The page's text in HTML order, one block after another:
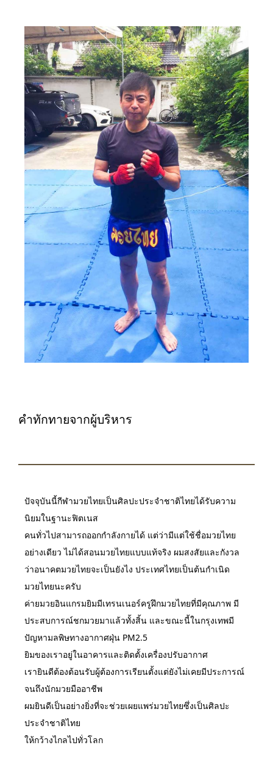
คำทักทายจากผู้บริหาร
ปัจจุบันนี้กีฬามวยไทยเป็นศิลปะประจำชาติไทยได้รับความ
นิยมในฐานะฟิตเนส
คนทั่วไปสามารถออกกำลังกายได้ แต่ว่ามีแต่ใช้ชื่อมวยไทย
อย่างเดียว ไม่ได้สอนมวยไทยแบบแท้จริง ผมสงสัยและกังวล
ว่าอนาคตมวยไทยจะเป็นยังไง ประเทศไทยเป็นต้นกำเนิด
มวยไทยนะครับ
ค่ายมวยอินแกรมยิมมีเทรนเนอร์ครูฝึกมวยไทยที่มีคุณภาพ มี
ประสบการณ์ชกมวยมาแล้วทั้งสิ้น และขณะนี้ในกรุงเทพมี
ปัญหามลพิษทางอากาศฝุ่น PM2.5
ยิมของเราอยู่ในอาคารและติดตั้งเครื่องปรับอากาศ
เรายินดีต้องต้อนรับผู้ต้องการเรียนตั้งแต่ยังไม่เคยมีประการณ์
จนถึงนักมวยมืออาชีพ
ผมยินดีเป็นอย่างยิ่งที่จะช่วยเผยแพร่มวยไทยซึ่งเป็นศิลปะ
ประจำชาติไทย
ให้กว้างไกลไปทั่วโลก